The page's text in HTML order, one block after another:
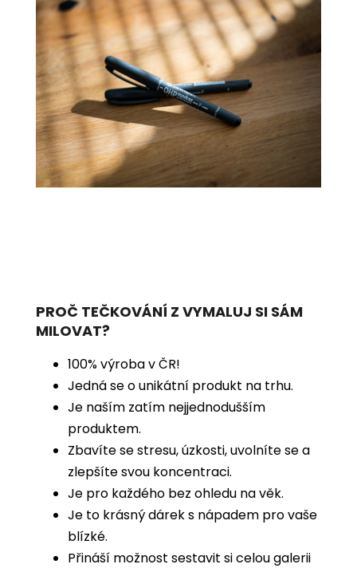
PROČ TEČKOVÁNÍ Z VYMALUJ SI SÁM
MILOVAT?
100% výroba v ČR!
Jedná se o unikátní produkt na trhu.
Je naším zatím nejjednodušším
produktem.
Zbavíte se stresu, úzkosti, uvolníte se a
zlepšíte svou koncentraci.
Je pro každého bez ohledu na věk.
Je to krásný dárek s nápadem pro vaše
blízké.
Přináší možnost sestavit si celou galerii